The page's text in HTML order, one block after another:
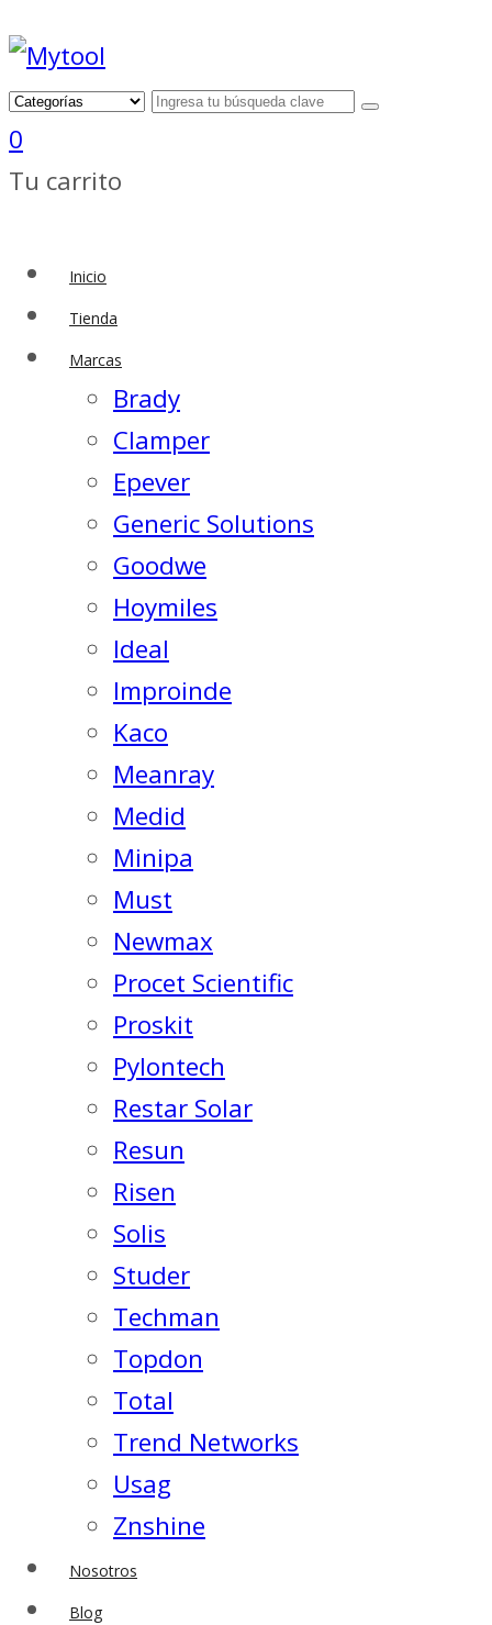
0
Tu carrito
Inicio
Tienda
Marcas
Brady
Clamper
Epever
Generic Solutions
Goodwe
Hoymiles
Ideal
Improinde
Kaco
Meanray
Medid
Minipa
Must
Newmax
Procet Scientific
Proskit
Pylontech
Restar Solar
Resun
Risen
Solis
Studer
Techman
Topdon
Total
Trend Networks
Usag
Znshine
Nosotros
Blog